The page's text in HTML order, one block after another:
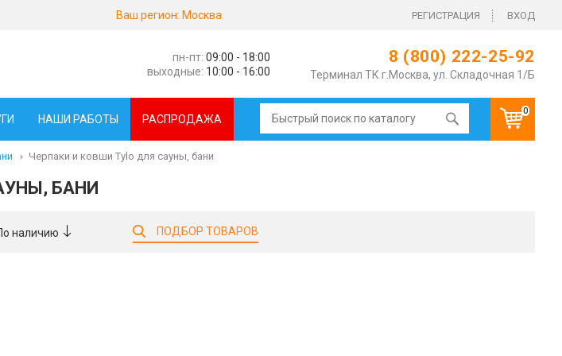
Ваш регион: Москва РЕГИСТРАЦИЯ ВХОД
пн-пт: 09:00 - 18:00
выходные: 10:00 - 16:00
8 (800) 222-25-92
Терминал ТК г.Москва, ул. Складочная 1/Б
НАШИ РАБОТЫ РАСПРОДАЖА
0
Черпаки и ковши Tylo для сауны, бани
БАНИ
наличию ПОДБОР ТОВАРОВ